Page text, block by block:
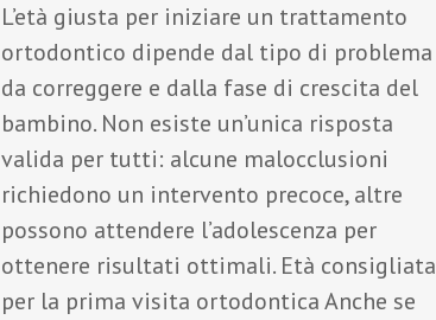
L’età giusta per iniziare un trattamento
ortodontico dipende dal tipo di problema
da correggere e dalla fase di crescita del
bambino. Non esiste un’unica risposta
valida per tutti: alcune malocclusioni
richiedono un intervento precoce, altre
possono attendere l’adolescenza per
ottenere risultati ottimali.​ Età consigliata
per la prima visita ortodontica Anche se